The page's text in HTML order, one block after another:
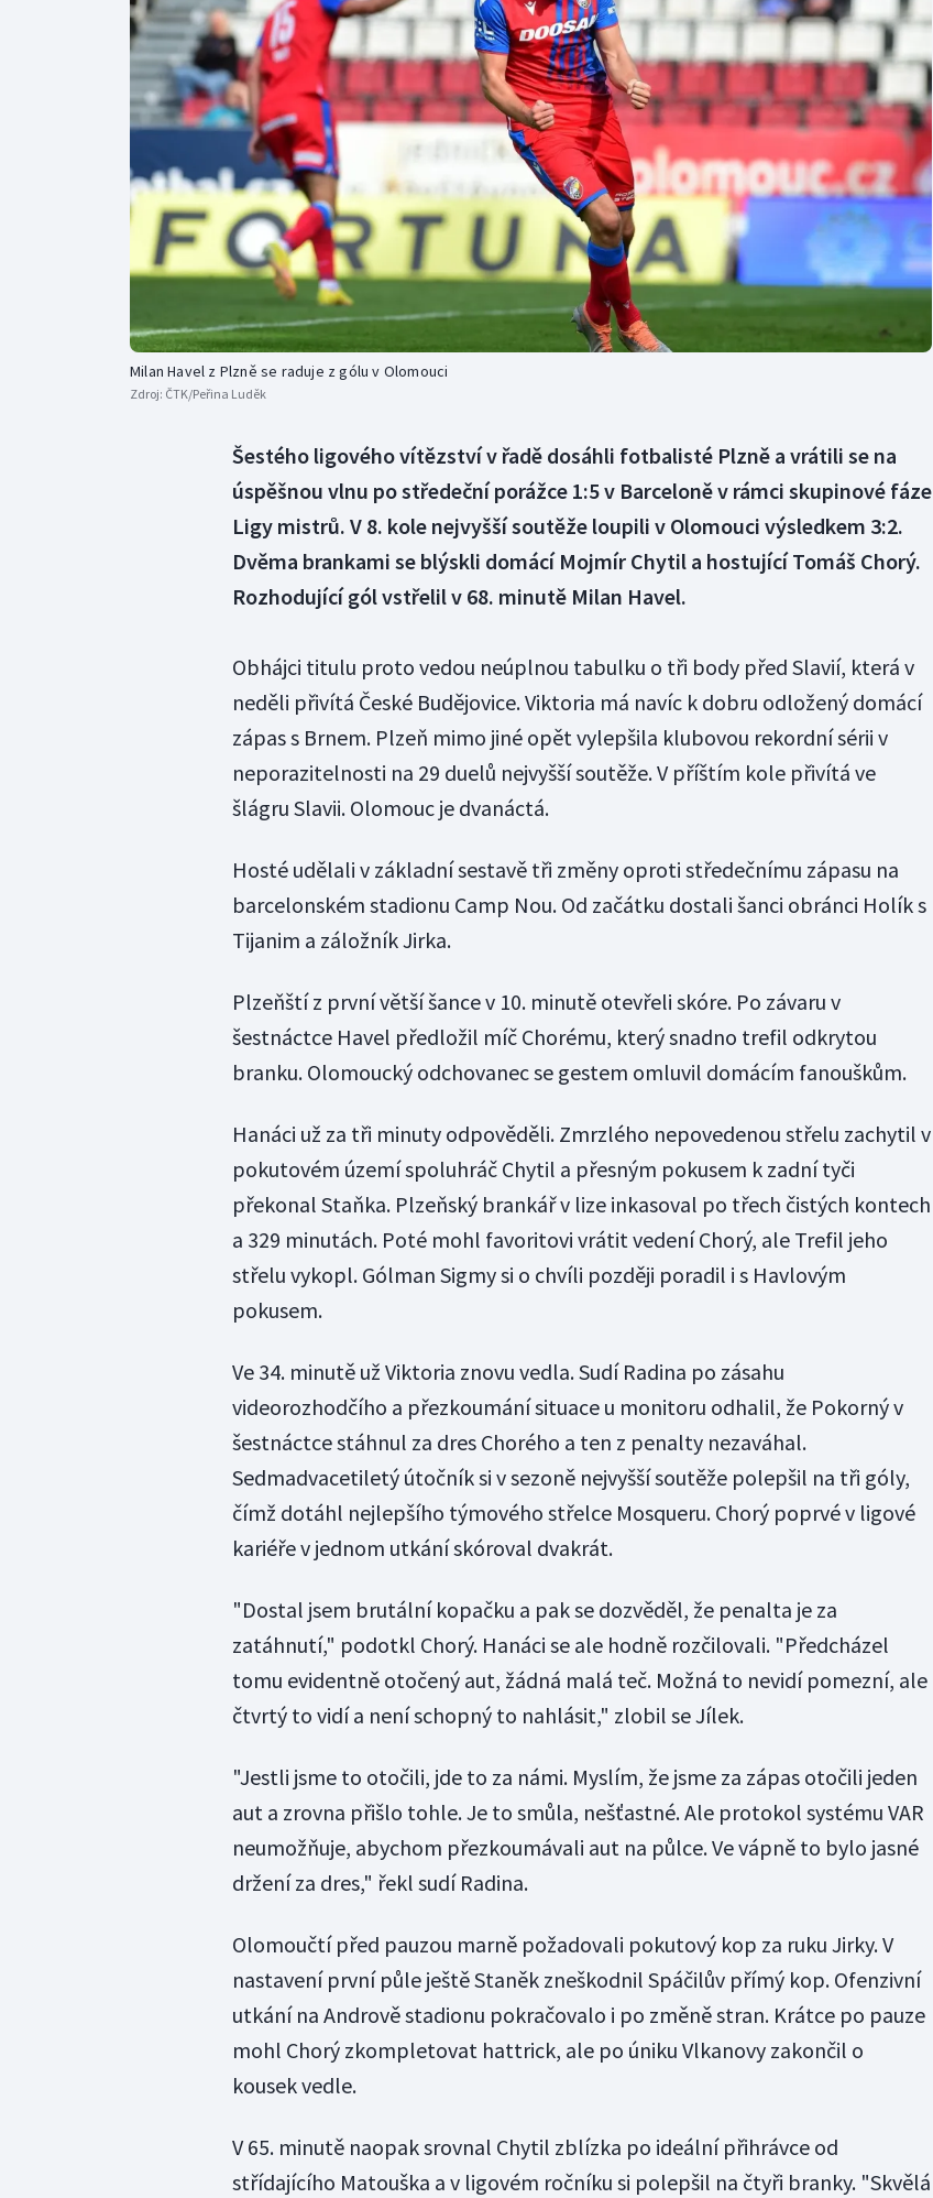
Curling
Dostihy
Florbal
Golf
Gymnastika
Moderní pětiboj
Motorsport
Olympijské hry
Parasport
Plavání
Plážový volejbal
Triatlon
Veslování
Vodní slalom
Volejbal
Ostatní
Milan Havel z Plzně se raduje z gólu v Olomouci
Zdroj: ČTK/Peřina Luděk
Šestého ligového vítězství v řadě dosáhli fotbalisté Plzně a vrátili se na
úspěšnou vlnu po středeční porážce 1:5 v Barceloně v rámci skupinové fáze
Ligy mistrů. V 8. kole nejvyšší soutěže loupili v Olomouci výsledkem 3:2.
Dvěma brankami se blýskli domácí Mojmír Chytil a hostující Tomáš Chorý.
Rozhodující gól vstřelil v 68. minutě Milan Havel.
Obhájci titulu proto vedou neúplnou tabulku o tři body před Slavií, která v
neděli přivítá České Budějovice. Viktoria má navíc k dobru odložený domácí
zápas s Brnem. Plzeň mimo jiné opět vylepšila klubovou rekordní sérii v
neporazitelnosti na 29 duelů nejvyšší soutěže. V příštím kole přivítá ve
šlágru Slavii. Olomouc je dvanáctá.
Hosté udělali v základní sestavě tři změny oproti středečnímu zápasu na
barcelonském stadionu Camp Nou. Od začátku dostali šanci obránci Holík s
Tijanim a záložník Jirka.
Plzeňští z první větší šance v 10. minutě otevřeli skóre. Po závaru v
šestnáctce Havel předložil míč Chorému, který snadno trefil odkrytou
branku. Olomoucký odchovanec se gestem omluvil domácím fanouškům.
Hanáci už za tři minuty odpověděli. Zmrzlého nepovedenou střelu zachytil v
pokutovém území spoluhráč Chytil a přesným pokusem k zadní tyči
překonal Staňka. Plzeňský brankář v lize inkasoval po třech čistých kontech
a 329 minutách. Poté mohl favoritovi vrátit vedení Chorý, ale Trefil jeho
střelu vykopl. Gólman Sigmy si o chvíli později poradil i s Havlovým
pokusem.
Ve 34. minutě už Viktoria znovu vedla. Sudí Radina po zásahu
videorozhodčího a přezkoumání situace u monitoru odhalil, že Pokorný v
šestnáctce stáhnul za dres Chorého a ten z penalty nezaváhal.
Sedmadvacetiletý útočník si v sezoně nejvyšší soutěže polepšil na tři góly,
čímž dotáhl nejlepšího týmového střelce Mosqueru. Chorý poprvé v ligové
kariéře v jednom utkání skóroval dvakrát.
"Dostal jsem brutální kopačku a pak se dozvěděl, že penalta je za
zatáhnutí," podotkl Chorý. Hanáci se ale hodně rozčilovali. "Předcházel
tomu evidentně otočený aut, žádná malá teč. Možná to nevidí pomezní, ale
čtvrtý to vidí a není schopný to nahlásit," zlobil se Jílek.
"Jestli jsme to otočili, jde to za námi. Myslím, že jsme za zápas otočili jeden
aut a zrovna přišlo tohle. Je to smůla, nešťastné. Ale protokol systému VAR
neumožňuje, abychom přezkoumávali aut na půlce. Ve vápně to bylo jasné
držení za dres," řekl sudí Radina.
Olomoučtí před pauzou marně požadovali pokutový kop za ruku Jirky. V
nastavení první půle ještě Staněk zneškodnil Spáčilův přímý kop. Ofenzivní
utkání na Andrově stadionu pokračovalo i po změně stran. Krátce po pauze
mohl Chorý zkompletovat hattrick, ale po úniku Vlkanovy zakončil o
kousek vedle.
V 65. minutě naopak srovnal Chytil zblízka po ideální přihrávce od
střídajícího Matouška a v ligovém ročníku si polepšil na čtyři branky. "Skvělá